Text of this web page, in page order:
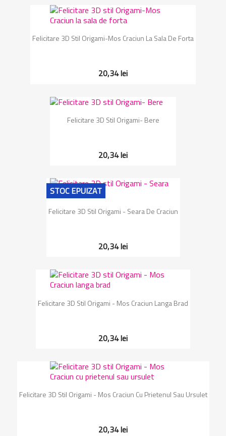
Felicitare 3D Stil Origami-Mos Craciun La Sala De Forta
20,34 lei
Felicitare 3D Stil Origami- Bere
20,34 lei
Felicitare 3D Stil Origami - Seara De Craciun
20,34 lei
STOC EPUIZAT
Felicitare 3D Stil Origami - Mos Craciun Langa Brad
20,34 lei
Felicitare 3D Stil Origami - Mos Craciun Cu Prietenul Sau Ursulet
20,34 lei